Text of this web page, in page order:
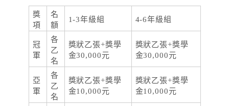
獎
項
名
額
1-3年級組 4-6年級組
冠
軍
各
乙
名
獎狀乙張+獎學
金30,000元
獎狀乙張+獎學
金30,000元
亞
軍
各
乙
名
獎狀乙張+獎學
金10,000元
獎狀乙張+獎學
金10,000元